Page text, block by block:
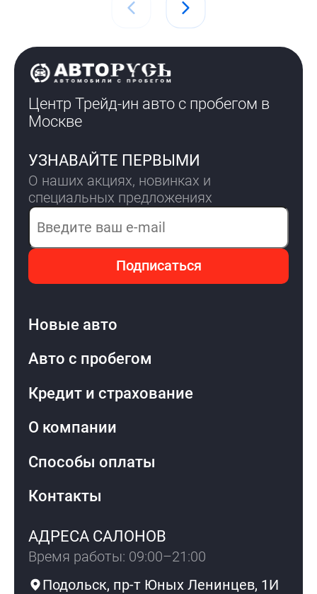
Центр Трейд-ин авто с пробегом в
Москве
УЗНАВАЙТЕ ПЕРВЫМИ
О наших акциях, новинках и
специальных предложениях
Электронная почта
Подписаться
Новые авто
Авто с пробегом
Кредит и страхование
О компании
Способы оплаты
Контакты
АДРЕСА САЛОНОВ
Время работы: 09:00–21:00
Подольск, пр-т Юных Ленинцев, 1И